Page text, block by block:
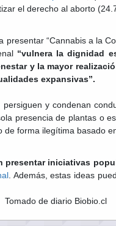
el derecho al aborto
presentar “Cannabis a la
“vulnera la dignidad
y la mayor
expansivas”.
y condenan
presencia de plantas o
de forma ilegítima basado
presentar iniciativas
. Además, estas ideas
Biobio.cl